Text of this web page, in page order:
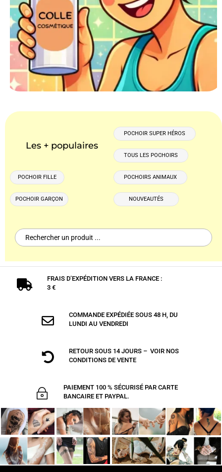
Les + populaires
POCHOIR SUPER HÉROS
TOUS LES POCHOIRS
POCHOIR FILLE
POCHOIR GARÇON
POCHOIRS ANIMAUX
NOUVEAUTÉS
Search
for:

FRAIS D’EXPÉDITION VERS LA FRANCE :
3 €

COMMANDE EXPÉDIÉE SOUS 48 H, DU
LUNDI AU VENDREDI

RETOUR SOUS 14 JOURS – VOIR NOS
CONDITIONS DE VENTE
~
PAIEMENT 100 % SÉCURISÉ PAR CARTE
BANCAIRE ET PAYPAL.